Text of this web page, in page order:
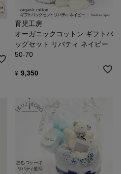
育児工房
オーガニックコットン ギフトバ
ッグセット リバティ ネイビー
50-70
¥ 9,350